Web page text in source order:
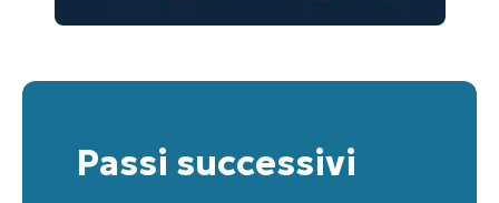
Passi successivi